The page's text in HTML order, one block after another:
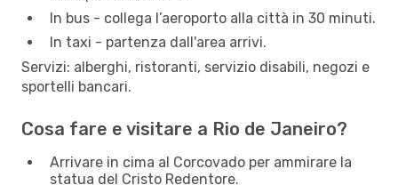
In bus - collega l’aeroporto alla città in 30 minuti.
In taxi - partenza dall'area arrivi.
Servizi: alberghi, ristoranti, servizio disabili, negozi e
sportelli bancari.
Cosa fare e visitare a Rio de Janeiro?
Arrivare in cima al Corcovado per ammirare la
statua del Cristo Redentore.